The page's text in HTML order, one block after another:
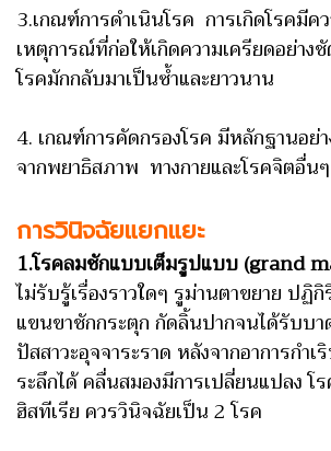
3.เกณฑ์การดำเนินโรค การเกิดโรคมี
เหตุการณ์ที่ก่อให้เกิดความเครียดอย่าง
โรคมักกลับมาเป็นซ้ำและยาวนาน
4. เกณฑ์การคัดกรองโรค มีหลักฐานอย่
จากพยาธิสภาพ ทางกายและโรคจิตอื่น
การวินิจฉัยแยกแยะ
1.โรคลมชักแบบเต็มรูปแบบ (grand
ไม่รับรู้เรื่องราวใดๆ รูม่านตาขยาย ปฏิ
แขนขาชักกระตุก กัดลิ้นปากจนได้รับบ
ปัสสาวะอุจจาระราด หลังจากอาการกำ
ระลึกได้ คลื่นสมองมีการเปลี่ยนแปลง
ฮิสทีเรีย ควรวินิจฉัยเป็น 2 โรค